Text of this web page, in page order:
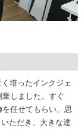
培ったインクジェ
しました。すぐ
任せてもらい、思
ただき、大きな達